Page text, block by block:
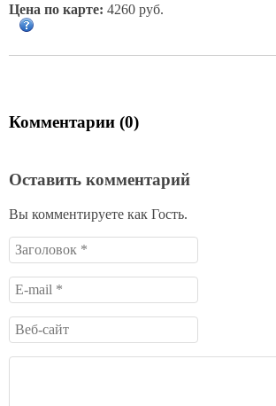
Цена по карте: 4260 руб.
Комментарии (0)
Оставить комментарий
Вы комментируете как Гость.